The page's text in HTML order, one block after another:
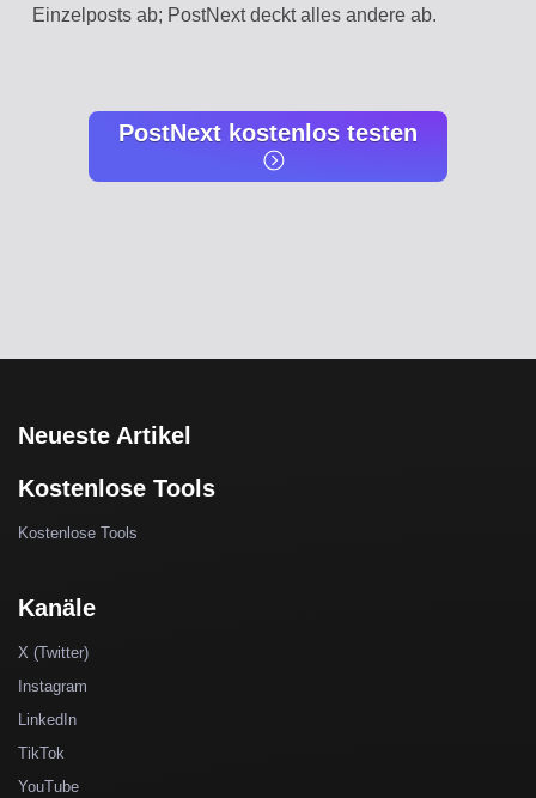
Einzelposts ab; PostNext deckt alles andere ab.
PostNext kostenlos testen
Neueste Artikel
Kostenlose Tools
Kostenlose Tools
Kanäle
X (Twitter)
Instagram
LinkedIn
TikTok
YouTube